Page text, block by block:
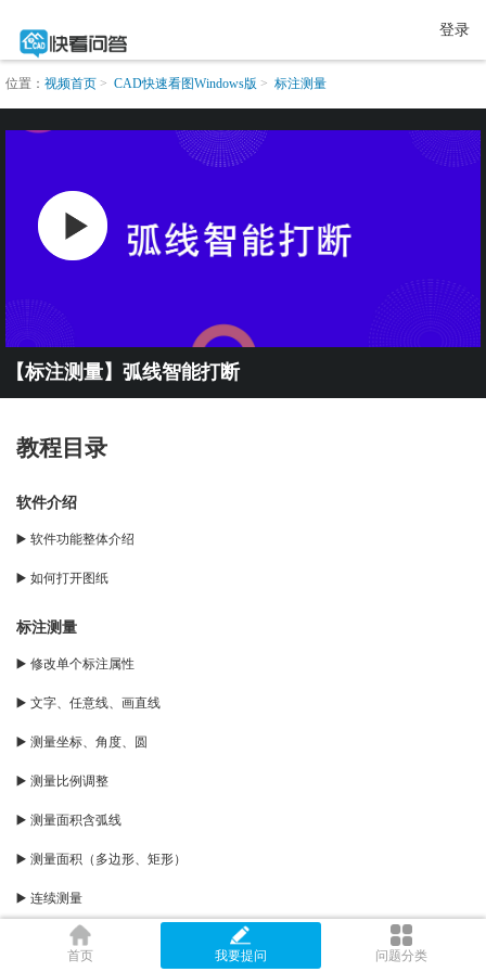
登录
位置： 视频首页 CAD快速看图Windows版 标注测量
【标注测量】弧线智能打断
教程目录
软件介绍
▶️ 软件功能整体介绍
▶️ 如何打开图纸
标注测量
▶️ 修改单个标注属性
▶️ 文字、任意线、画直线
▶️ 测量坐标、角度、圆
▶️ 测量比例调整
▶️ 测量面积含弧线
▶️ 测量面积（多边形、矩形）
▶️ 连续测量
▶️ 点到直线距离
首页 我要提问 问题分类